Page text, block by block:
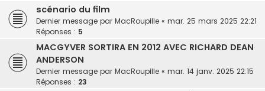
scénario du film
Dernier message par MacRoupille « mar. 25 mars 2025 22:21
Réponses : 5
MACGYVER SORTIRA EN 2012 AVEC RICHARD DEAN
ANDERSON
Dernier message par MacRoupille « mar. 14 janv. 2025 22:15
Réponses : 23